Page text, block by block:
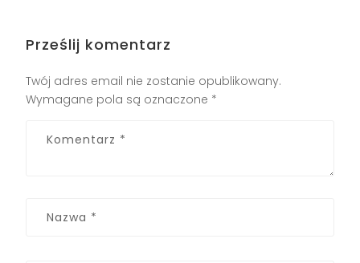
Prześlij komentarz
Twój adres email nie zostanie opublikowany.
Wymagane pola są oznaczone *